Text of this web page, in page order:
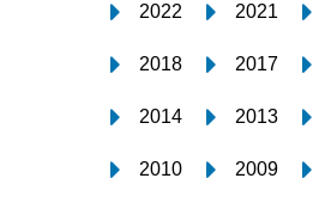
2022 2021
2018 2017
2014 2013
2010 2009